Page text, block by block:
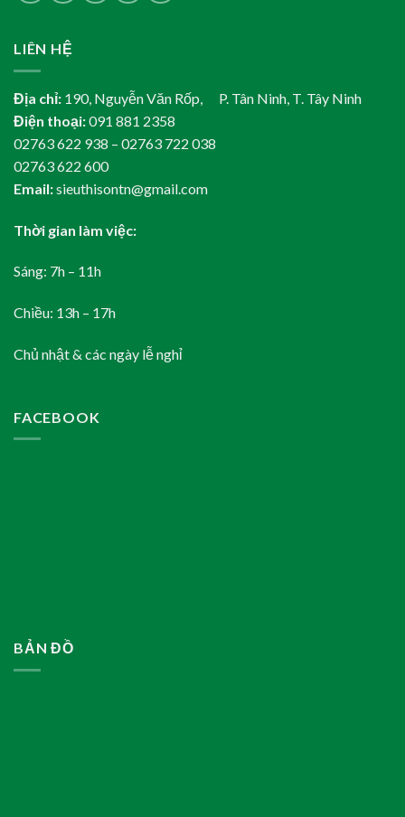
LIÊN HỆ
Địa chỉ: 190, Nguyễn Văn Rốp, P. Tân Ninh, T. Tây Ninh
Điện thoại:091 881 2358
02763 622 938 – 02763 722 038
02763 622 600
Email:sieuthisontn@gmail.com
Thời gian làm việc:
Sáng: 7h – 11h
Chiều: 13h – 17h
Chủ nhật & các ngày lễ nghỉ
FACEBOOK
BẢN ĐỒ